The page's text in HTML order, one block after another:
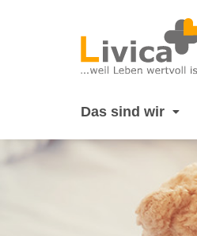
Das sind wir